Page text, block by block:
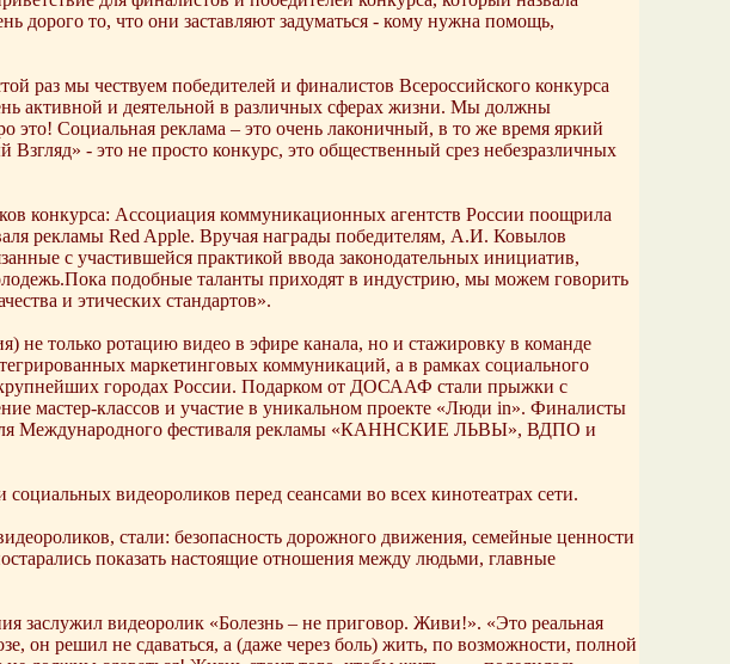
дорого то, что они заставляют задуматься - кому нужна помощь,
мы чествуем победителей и финалистов Всероссийского конкурса
активной и деятельной в различных сферах жизни. Мы должны
это! Социальная реклама – это очень лаконичный, в то же время яркий
- это не просто конкурс, это общественный срез небезразличных
конкурса: Ассоциация коммуникационных агентств России поощрила
рекламы Red Apple. Вручая награды победителям, А.И. Ковылов
с участившейся практикой ввода законодательных инициатив,
подобные таланты приходят в индустрию, мы можем говорить
и этических стандартов».
не только ротацию видео в эфире канала, но и стажировку в команде
маркетинговых коммуникаций, а в рамках социального
крупнейших городах России. Подарком от ДОСААФ стали прыжки с
мастер-классов и участие в уникальном проекте «Люди in». Финалисты
Международного фестиваля рекламы «КАННСКИЕ ЛЬВЫ», ВДПО и
видеороликов перед сеансами во всех кинотеатрах сети.
стали: безопасность дорожного движения, семейные ценности
показать настоящие отношения между людьми, главные
заслужил видеоролик «Болезнь – не приговор. Живи!». «Это реальная
он решил не сдаваться, а (даже через боль) жить, по возможности, полной